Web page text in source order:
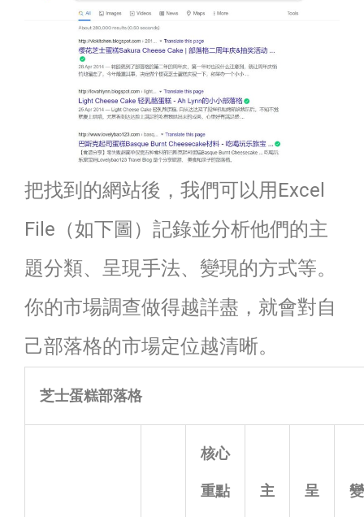
把找到的網站後，我們可以用Excel
File（如下圖）記錄並分析他們的主
題分類、呈現手法、變現的方式等。
你的市場調查做得越詳盡，就會對自
己部落格的市場定位越清晰。
芝士蛋糕部落格
核心
重點 主 呈 變